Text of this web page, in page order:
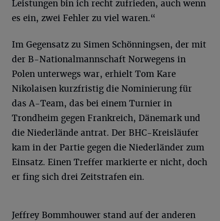
Leistungen bin ich recht zufrieden, auch wenn
es ein, zwei Fehler zu viel waren.“
Im Gegensatz zu Simen Schönningsen, der mit
der B-Nationalmannschaft Norwegens in
Polen unterwegs war, erhielt Tom Kare
Nikolaisen kurzfristig die Nominierung für
das A-Team, das bei einem Turnier in
Trondheim gegen Frankreich, Dänemark und
die Niederlände antrat. Der BHC-Kreisläufer
kam in der Partie gegen die Niederländer zum
Einsatz. Einen Treffer markierte er nicht, doch
er fing sich drei Zeitstrafen ein.
Jeffrey Bommhouwer stand auf der anderen